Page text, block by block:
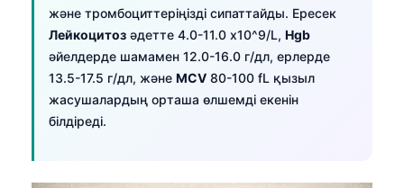
және тромбоциттеріңізді сипаттайды. Ересек
Лейкоцитоз әдетте 4.0-11.0 x10^9/L, Hgb
әйелдерде шамамен 12.0-16.0 г/дл, ерлерде
13.5-17.5 г/дл, және MCV 80-100 fL қызыл
жасушалардың орташа өлшемді екенін
білдіреді.